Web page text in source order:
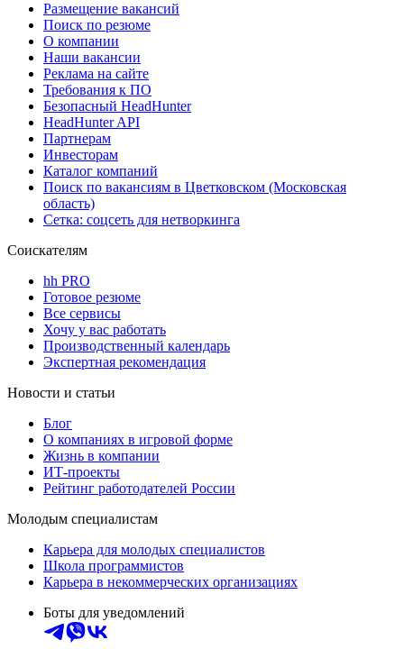
Размещение вакансий
Поиск по резюме
О компании
Наши вакансии
Реклама на сайте
Требования к ПО
Безопасный HeadHunter
HeadHunter API
Партнерам
Инвесторам
Каталог компаний
Поиск по вакансиям в Цветковском (Московская
область)
Сетка: соцсеть для нетворкинга
Соискателям
hh PRO
Готовое резюме
Все сервисы
Хочу у вас работать
Производственный календарь
Экспертная рекомендация
Новости и статьи
Блог
О компаниях в игровой форме
Жизнь в компании
ИТ-проекты
Рейтинг работодателей России
Молодым специалистам
Карьера для молодых специалистов
Школа программистов
Карьера в некоммерческих организациях
Боты для уведомлений